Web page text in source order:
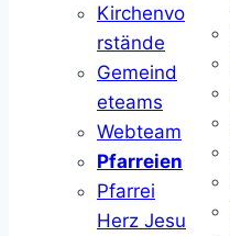
Kirchenvo
rstände
Gemeind
eteams
Webteam
Pfarreien
Pfarrei
Herz Jesu